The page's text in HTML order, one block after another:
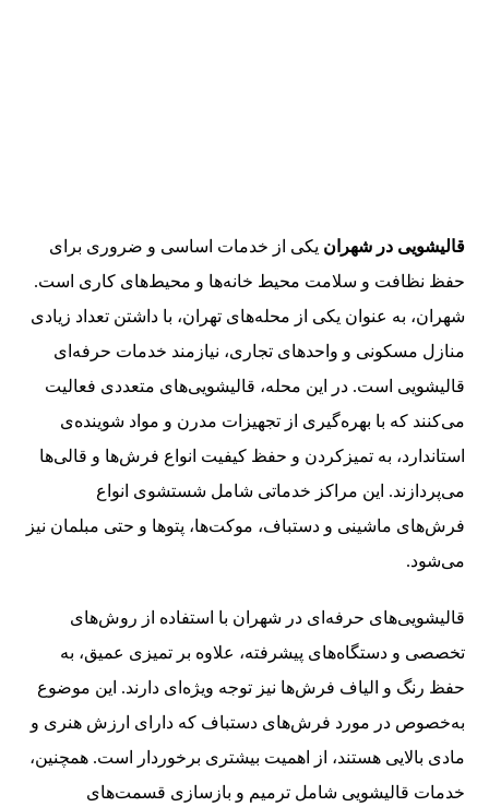
قالیشویی در شهران یکی از خدمات اساسی و ضروری برای
حفظ نظافت و سلامت محیط خانه‌ها و محیط‌های کاری است.
شهران، به عنوان یکی از محله‌های تهران، با داشتن تعداد زیادی
منازل مسکونی و واحدهای تجاری، نیازمند خدمات حرفه‌ای
قالیشویی است. در این محله، قالیشویی‌های متعددی فعالیت
می‌کنند که با بهره‌گیری از تجهیزات مدرن و مواد شوینده‌ی
استاندارد، به تمیزکردن و حفظ کیفیت انواع فرش‌ها و قالی‌ها
می‌پردازند. این مراکز خدماتی شامل شستشوی انواع
فرش‌های ماشینی و دستباف، موکت‌ها، پتوها و حتی مبلمان نیز
می‌شود.
قالیشویی‌های حرفه‌ای در شهران با استفاده از روش‌های
تخصصی و دستگاه‌های پیشرفته، علاوه بر تمیزی عمیق، به
حفظ رنگ و الیاف فرش‌ها نیز توجه ویژه‌ای دارند. این موضوع
به‌خصوص در مورد فرش‌های دستباف که دارای ارزش هنری و
مادی بالایی هستند، از اهمیت بیشتری برخوردار است. همچنین،
خدمات قالیشویی شامل ترمیم و بازسازی قسمت‌های